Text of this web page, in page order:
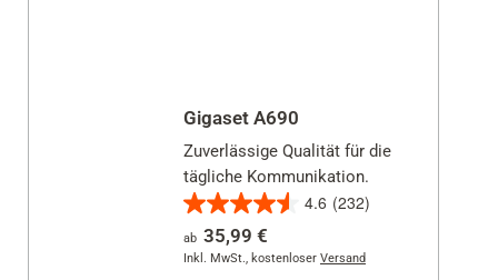
Gigaset A690
Zuverlässige Qualität für die
tägliche Kommunikation.
4.6 (232)
4.6
von
ab 35,99 €
Inkl. MwSt., kostenloser Versand